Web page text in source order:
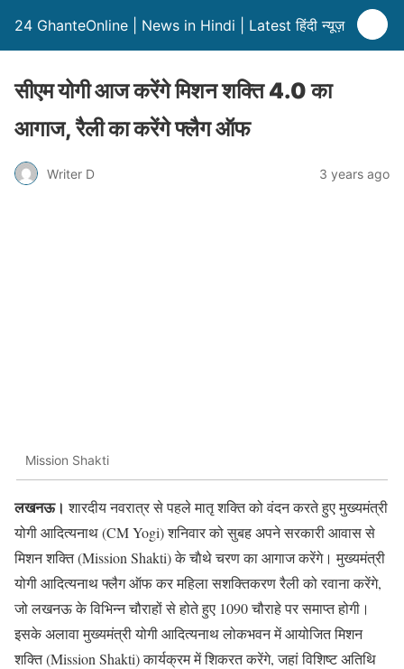
24 GhanteOnline | News in Hindi | Latest हिंदी न्यूज़
सीएम योगी आज करेंगे मिशन शक्ति 4.0 का
आगाज, रैली का करेंगे फ्लैग ऑफ
Writer D 3 years ago
Mission Shakti
लखनऊ। शारदीय नवरात्र से पहले मातृ शक्ति को वंदन करते हुए मुख्यमंत्री
योगी आदित्यनाथ (CM Yogi) शनिवार को सुबह अपने सरकारी आवास से
मिशन शक्ति (Mission Shakti) के चाैथे चरण का आगाज करेंगे। मुख्यमंत्री
योगी आदित्यनाथ फ्लैग ऑफ कर महिला सशक्तिकरण रैली को रवाना करेंगे,
जो लखनऊ के विभिन्न चौराहों से होते हुए 1090 चौराहे पर समाप्त होगी।
इसके अलावा मुख्यमंत्री योगी आदित्यनाथ लोकभवन में आयोजित मिशन
शक्ति (Mission Shakti) कार्यक्रम में शिकरत करेंगे, जहां विशिष्ट अतिथि